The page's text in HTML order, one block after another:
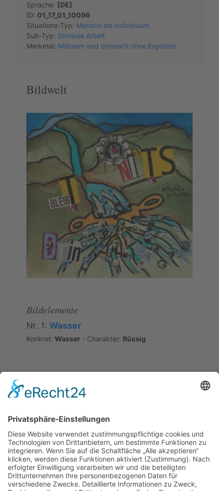
Sprache: [DE]
ID: 01_17_01_10096
Situations-Typ: Mensch als Individuum
Sub-Typ: Sinnlose Arbeit
Merkmal: Mühsam und dennoch ohne Ergebnis
Bildwelt
Bildelemente
Nr. 1: Wasser
Konkret: Wasser - Charakter: flüssig
Semantische Relation
#10073[JP]Schnee aufschichten und
Die Äquivalenz besteht in der unsinnigen, weil
wirkungslosen Tätigkeit. Es gibt aber Unterschiede:
zum Scheitern verurteilte Tätigkeit (de) gegenüber
einer Tätigkeit, die in gewisser Weise gelingen
könnte, aber im Ergebnis sinnlos ist.